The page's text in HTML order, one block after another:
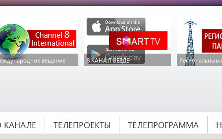
вещание 8 КАНАЛ ВЕЗДЕ Региональным
КАНАЛЕ ТЕЛЕПРОЕКТЫ ТЕЛЕПРОГРАММА